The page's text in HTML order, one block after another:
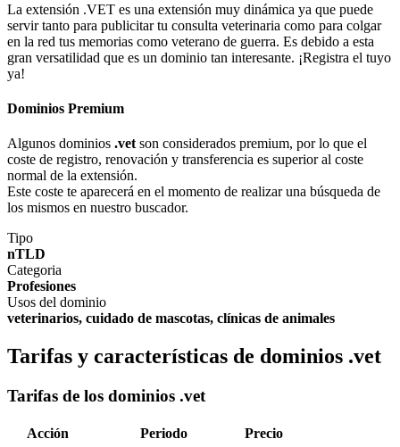
La extensión .VET es una extensión muy dinámica ya que puede
servir tanto para publicitar tu consulta veterinaria como para colgar
en la red tus memorias como veterano de guerra. Es debido a esta
gran versatilidad que es un dominio tan interesante. ¡Registra el tuyo
ya!
Dominios Premium
Algunos dominios .vet son considerados premium, por lo que el
coste de registro, renovación y transferencia es superior al coste
normal de la extensión.
Este coste te aparecerá en el momento de realizar una búsqueda de
los mismos en nuestro buscador.
Tipo
nTLD
Categoria
Profesiones
Usos del dominio
veterinarios, cuidado de mascotas, clínicas de animales
Tarifas y características de dominios .vet
Tarifas de los dominios .vet
Acción Periodo
Precio